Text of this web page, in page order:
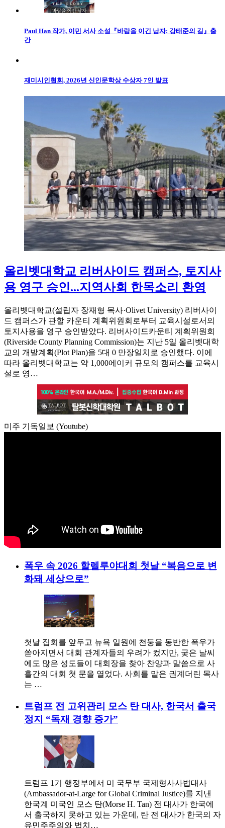
Paul Han 작가, 이민 서사 소설『바람을 이긴 남자: 강태준의 길』출
간
재미시인협회, 2026년 신인문학상 수상자 7인 발표
올리벳대학교 리버사이드 캠퍼스, 토지사
용 영구 승인...지역사회 한목소리 환영
올리벳대학교(설립자 장재형 목사·Olivet University) 리버사이
드 캠퍼스가 관할 카운티 계획위원회로부터 교육시설로서의
토지사용을 영구 승인받았다. 리버사이드카운티 계획위원회
(Riverside County Planning Commission)는 지난 5일 올리벳대학
교의 개발계획(Plot Plan)을 5대 0 만장일치로 승인했다. 이에
따라 올리벳대학교는 약 1,000에이커 규모의 캠퍼스를 교육시
설로 영…
미주 기독일보 (Youtube)
폭우 속 2026 할렐루야대회 첫날 “복음으로 변
화돼 세상으로”
첫날 집회를 앞두고 뉴욕 일원에 천둥을 동반한 폭우가
쏟아지면서 대회 관계자들의 우려가 컸지만, 궂은 날씨
에도 많은 성도들이 대회장을 찾아 찬양과 말씀으로 사
흘간의 대회 첫 문을 열었다. 사회를 맡은 권계더린 목사
는 …
트럼프 전 고위관리 모스 탄 대사, 한국서 출국
정지 “독재 경향 증가”
트럼프 1기 행정부에서 미 국무부 국제형사사법대사
(Ambassador-at-Large for Global Criminal Justice)를 지낸
한국계 미국인 모스 탄(Morse H. Tan) 전 대사가 한국에
서 출국하지 못하고 있는 가운데, 탄 전 대사가 한국의 자
유민주주의와 법치…